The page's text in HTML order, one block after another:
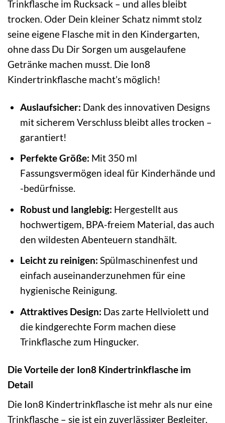
Trinkflasche im Rucksack – und alles bleibt
trocken. Oder Dein kleiner Schatz nimmt stolz
seine eigene Flasche mit in den Kindergarten,
ohne dass Du Dir Sorgen um ausgelaufene
Getränke machen musst. Die Ion8
Kindertrinkflasche macht’s möglich!
Auslaufsicher: Dank des innovativen Designs
mit sicherem Verschluss bleibt alles trocken –
garantiert!
Perfekte Größe: Mit 350 ml
Fassungsvermögen ideal für Kinderhände und
-bedürfnisse.
Robust und langlebig: Hergestellt aus
hochwertigem, BPA-freiem Material, das auch
den wildesten Abenteuern standhält.
Leicht zu reinigen: Spülmaschinenfest und
einfach auseinanderzunehmen für eine
hygienische Reinigung.
Attraktives Design: Das zarte Hellviolett und
die kindgerechte Form machen diese
Trinkflasche zum Hingucker.
Die Vorteile der Ion8 Kindertrinkflasche im
Detail
Die Ion8 Kindertrinkflasche ist mehr als nur eine
Trinkflasche – sie ist ein zuverlässiger Begleiter,